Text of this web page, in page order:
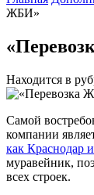
ЖБИ»
Находится в
Самой
компании
как Краснодар
муравейник,
всех строек.